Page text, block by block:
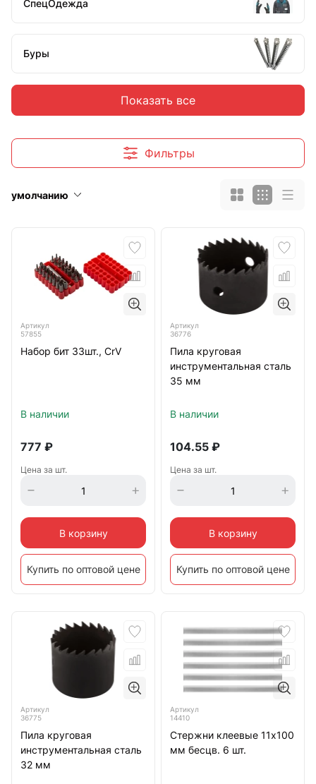
СпецОдежда
Буры
Скобы-гвозди для степлера
Строительные миксеры
Абразивные материалы
Зубила
Коронки для дрели
Корщетки и щетки
Кольцевые пилы
Фрезы
Системы выравнивания плитки
Показать все
Фильтры
умолчанию
Артикул
57855
Набор бит 33шт., CrV
В наличии
777 ₽
Цена за шт.
В корзину
Купить по оптовой цене
Артикул
36776
Пила круговая
инструментальная сталь
35 мм
В наличии
104.55 ₽
Цена за шт.
В корзину
Купить по оптовой цене
Артикул
36775
Пила круговая
инструментальная сталь
32 мм
Артикул
14410
Стержни клеевые 11х100
мм бесцв. 6 шт.